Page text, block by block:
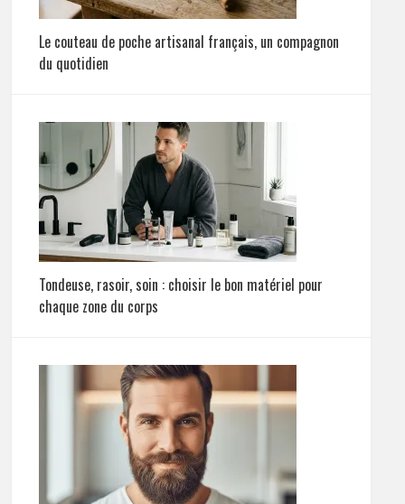
Le couteau de poche artisanal français, un compagnon
du quotidien
Tondeuse, rasoir, soin : choisir le bon matériel pour
chaque zone du corps